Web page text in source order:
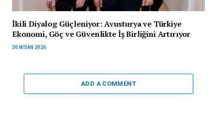
İkili Diyalog Güçleniyor: Avusturya ve Türkiye
Ekonomi, Göç ve Güvenlikte İş Birliğini Artırıyor
30 NISAN 2026
ADD A COMMENT